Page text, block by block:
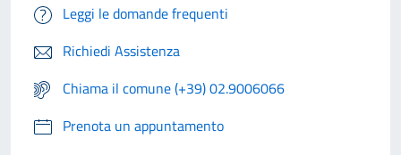
Leggi le domande frequenti
Richiedi Assistenza
Chiama il comune (+39) 02.9006066
Prenota un appuntamento